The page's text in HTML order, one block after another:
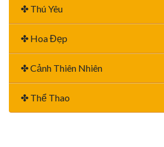
✤ Thú Yêu
✤ Hoa Đẹp
✤ Cảnh Thiên Nhiên
✤ Thể Thao